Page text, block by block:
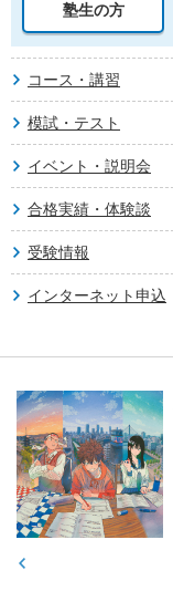
塾生の方
コース・講習
模試・テスト
イベント・説明会
合格実績・体験談
受験情報
インターネット申込